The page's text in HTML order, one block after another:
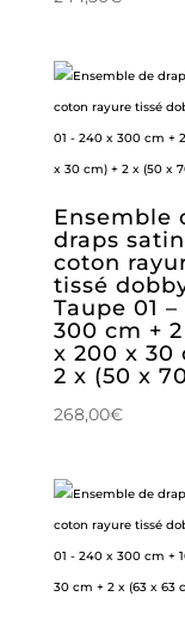
Ensemble
draps
coton
tissé
Taupe 01
300 cm +
x 200 x 30
2 x (50 x
268,00€